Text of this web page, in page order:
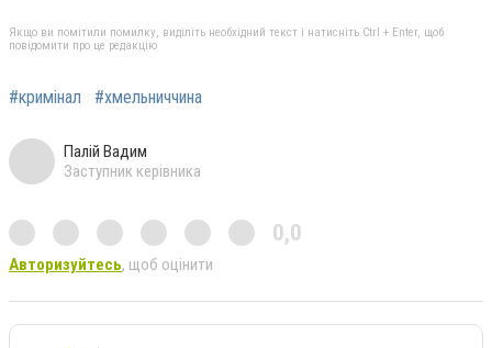
Якщо ви помітили помилку, виділіть необхідний текст і натисніть Ctrl + Enter, щоб
повідомити про це редакцію
#кримінал #хмельниччина
Палій Вадим
Заступник керівника
0,0
Авторизуйтесь, щоб оцінити